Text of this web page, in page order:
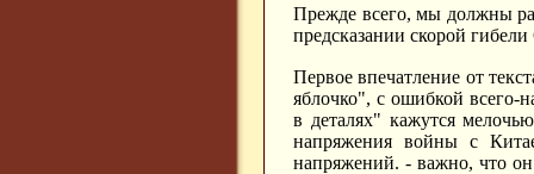
Прежде всего, мы должны
предсказании скорой
Первое впечатление от
яблочко", с ошибкой всего-
в деталях" кажутся
напряжения войны с
напряжений. - важно, что